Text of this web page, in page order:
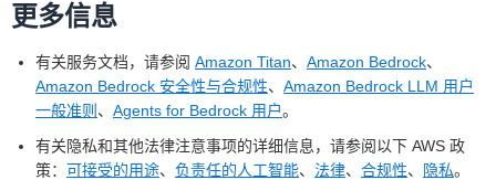
更多信息
有关服务文档，请参阅 Amazon Titan、 Amazon Bedrock、
Amazon Bedrock 安全性与合规性、 Amazon Bedrock LLM 用户
一般准则 、 Agents for Bedrock 用户。
有关隐私和其他法律注意事项的详细信息，请参阅以下 AWS 政
策： 可接受的用途、 负责任的人工智能、 法律、 合规性、 隐私。